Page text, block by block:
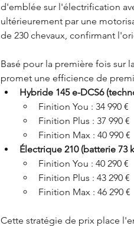
d'emblée sur l'électrification
ultérieurement par une
de 230 chevaux, confirmant
Basé pour la première fois sur
promet une efficience de
Hybride 145 e-DCS6
Finition You : 34 990 €
Finition Plus : 37 990 €
Finition Max : 40 990 €
Électrique 210 (batterie 73
Finition You : 40 290 €
Finition Plus : 43 290 €
Finition Max : 46 290 €
Cette stratégie de prix place